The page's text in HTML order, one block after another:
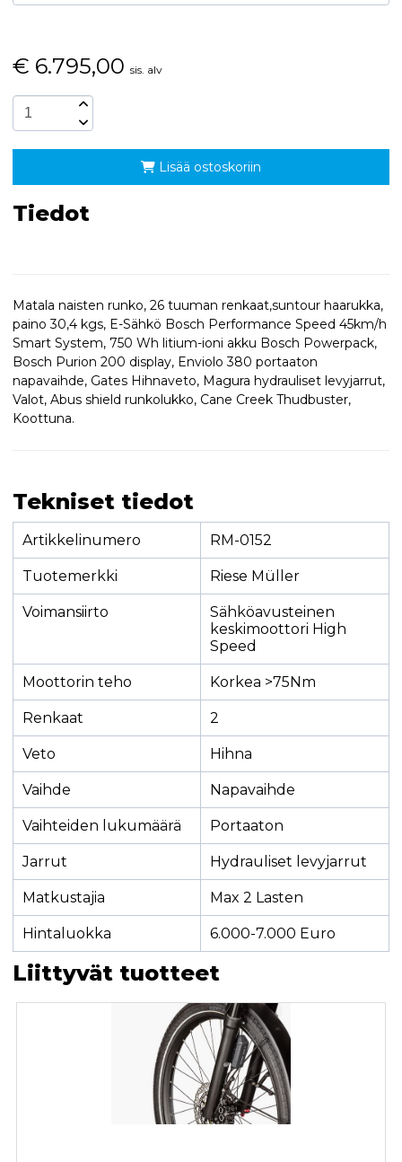
€ 6.795,00 sis. alv
Lisää ostoskoriin
Tiedot
Matala naisten runko, 26 tuuman renkaat,suntour haarukka,
paino 30,4 kgs, E-Sähkö Bosch Performance Speed 45km/h
Smart System, 750 Wh litium-ioni akku Bosch Powerpack,
Bosch Purion 200 display, Enviolo 380 portaaton
napavaihde, Gates Hihnaveto, Magura hydrauliset levyjarrut,
Valot, Abus shield runkolukko, Cane Creek Thudbuster,
Koottuna.
Tekniset tiedot
Artikkelinumero RM-0152
Tuotemerkki Riese Müller
Voimansiirto
Sähköavusteinen
keskimoottori High
Speed
Moottorin teho Korkea >75Nm
Renkaat 2
Veto Hihna
Vaihde Napavaihde
Vaihteiden lukumäärä Portaaton
Jarrut Hydrauliset levyjarrut
Matkustajia Max 2 Lasten
Hintaluokka 6.000-7.000 Euro
Liittyvät tuotteet